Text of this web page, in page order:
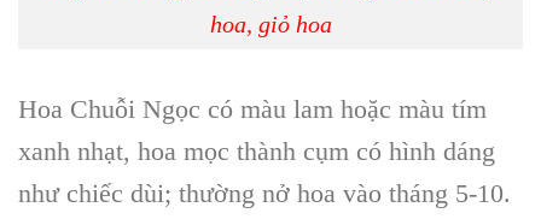
hoa, giỏ hoa
Hoa Chuỗi Ngọc có màu lam hoặc màu tím
xanh nhạt, hoa mọc thành cụm có hình dáng
như chiếc dùi; thường nở hoa vào tháng 5-10.